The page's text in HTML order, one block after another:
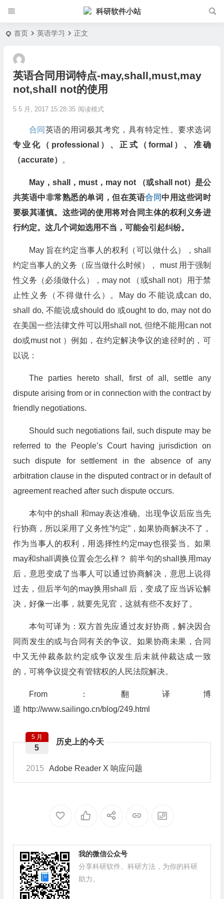
科研软件小站
首页 英语学习 正文
英语合同用词特点-may,shall,must,may
not,shall not的使用
5 5 月, 2017 15:28:35 阅读模式
合同 英语的用词极其考究，具有特定性。要求选词
专业化（professional）、正式（formal）、准确
（accurate）
。
May，shall，must，may not （或shall not）是公
共英语中非常熟悉的单词，但在英语合同 中用这些词时
要极其谨慎。这些词的使用将对合同主体的权利义务进
行约定。这几个词如选用不当，可能会引起纠纷。
May 旨在约定当事人的权利（可以做什么），shall
约定当事人的义务（应当做什么时候）， must 用于强制
性义务（必须做什么），may not （或shall not）用于禁
止性义务（不得做什么）。May do 不能说成can do,
shall do, 不能说成should do 或ought to do, may not do
在美国一些法律文件可以用shall not, 但绝不能用can not
do或must not ）例如，在约定解决争议的途径时的，可
以说：
The parties hereto shall, first of all, settle any
dispute arising from or in connection with the contract by
friendly negotiations.
Should such negotiations fail, such dispute may be
referred to the People’s Court having jurisdiction on
such dispute for settlement in the absence of any
arbitration clause in the disputed contract or in default of
agreement reached after such dispute occurs.
本句中的shall 和may表达准确。出现争议后应当先
行协商，所以采用了义务性”约定”，如果协商解决不了，
作为当事人的权利，用选择性约定may也很妥当。如果
may和shall调换位置会怎么样？ 前半句的shall换用may
后，意思变成了当事人可以通过协商解决，意思上说得
过去，但后半句的may换用shall 后，变成了应当诉讼解
决，好像一出事，就要先见官，这就有些不友好了。
本句可译为：双方首先应通过友好协商，解决因合
同而发生的或与合同有关的争议。如果协商未果，合同
中又无仲裁条款约定或争议发生后未就仲裁达成一致
的，可将争议提交有管辖权的人民法院解决。
From：翻译博
道 http://www.sailingo.cn/blog/249.html
历史上的今天
5 月
5
2015 Adobe Reader X 响应问题
我的微信公众号
分享科研软件、科研方法，为你的科研
助力。